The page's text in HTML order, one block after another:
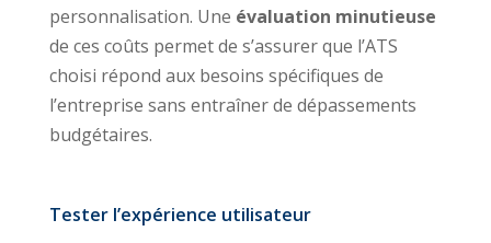
personnalisation. Une évaluation minutieuse
de ces coûts permet de s’assurer que l’ATS
choisi répond aux besoins spécifiques de
l’entreprise sans entraîner de dépassements
budgétaires.
Tester l’expérience utilisateur